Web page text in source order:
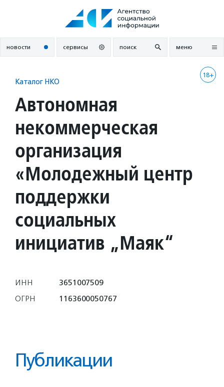
новости сервисы поиск меню
18+
Каталог НКО
Автономная
некоммерческая
организация
«Молодежный центр
поддержки
социальных
инициатив „Маяк“
ИНН
3651007509
ОГРН
1163600050767
Публикации